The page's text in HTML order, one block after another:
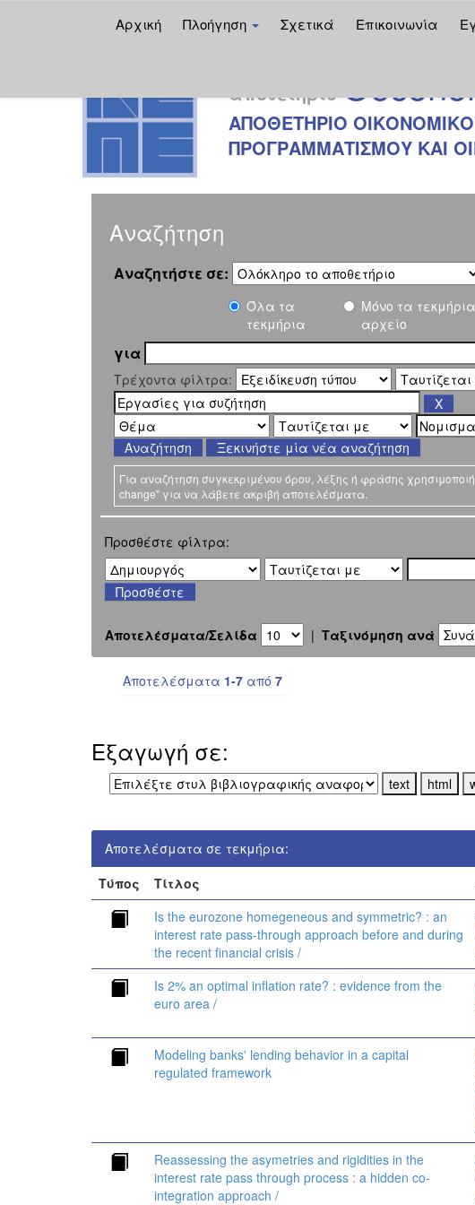
Αρχική Πλοήγηση Σχετικά Επικοινωνία
αποθετήριο
ΑΠΟΘΕΤΗΡΙΟ
ΠΡΟΓΡΑΜΜΑΤΙΣΜΟΥ ΚΑΙ
Αναζήτηση
Αναζητήστε σε:
Όλα τα
τεκμήρια
Μόνο τα
αρχείο
για
Τρέχοντα φίλτρα:
Ξεκινήστε μία νέα αναζήτηση
Για αναζήτηση συγκεκριμένου όρου, λέξης ή φράσης
change" για να λάβετε ακριβή αποτελέσματα.
Προσθέστε φίλτρα:
Αποτελέσματα/Σελίδα | Ταξινόμηση ανά
Αποτελέσματα 1-7 από 7
Εξαγωγή σε:
Αποτελέσματα σε τεκμήρια:
Τύπος
Τίτλος
Is the eurozone homegeneous and symmetric? : an
interest rate pass-through approach before and during
the recent financial crisis /
Is 2% an optimal inflation rate? : evidence from the
euro area /
Modeling banks' lending behavior in a capital
regulated framework
Reassessing the asymetries and rigidities in the
interest rate pass through process : a hidden co-
integration approach /